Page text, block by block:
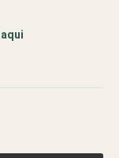
aqui